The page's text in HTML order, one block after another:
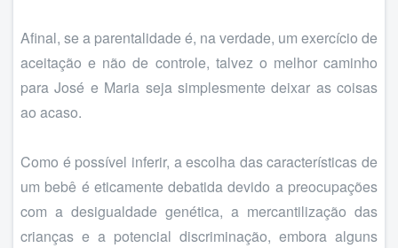
Afinal, se a parentalidade é, na verdade, um exercício de
aceitação e não de controle, talvez o melhor caminho
para José e Maria seja simplesmente deixar as coisas
ao acaso.
Como é possível inferir, a escolha das características de
um bebê é eticamente debatida devido a preocupações
com a desigualdade genética, a mercantilização das
crianças e a potencial discriminação, embora alguns